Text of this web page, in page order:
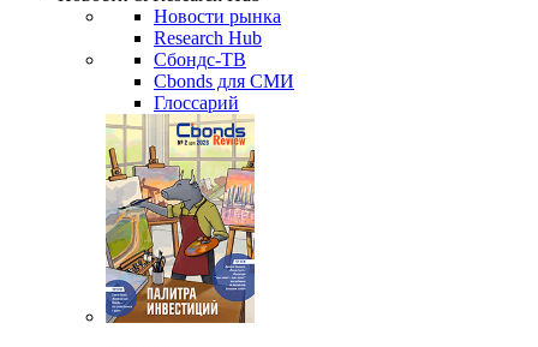
Новости рынка
Research Hub
Сбондс-ТВ
Cbonds для СМИ
Глоссарий